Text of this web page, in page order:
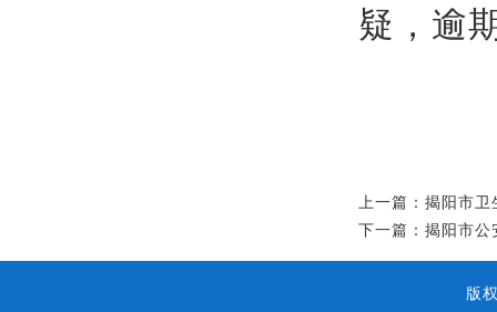
疑，逾
上一篇：揭阳市卫
下一篇：揭阳市公
版